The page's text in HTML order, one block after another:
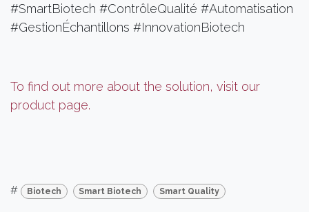
#SmartBiotech #ContrôleQualité #Automatisation
#GestionÉchantillons #InnovationBiotech
To find out more about the solution, visit our
product page.
# Biotech Smart Biotech Smart Quality